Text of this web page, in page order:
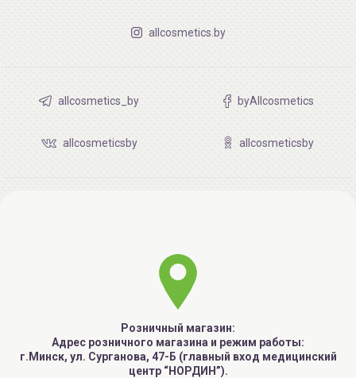
allcosmetics.by
allcosmetics_by byAllcosmetics
allcosmeticsby allcosmeticsby
Розничный магазин:
Адрес розничного магазина и режим работы:
г.Минск, ул. Сурганова, 47-Б (главный вход медицинский
центр “НОРДИН”).